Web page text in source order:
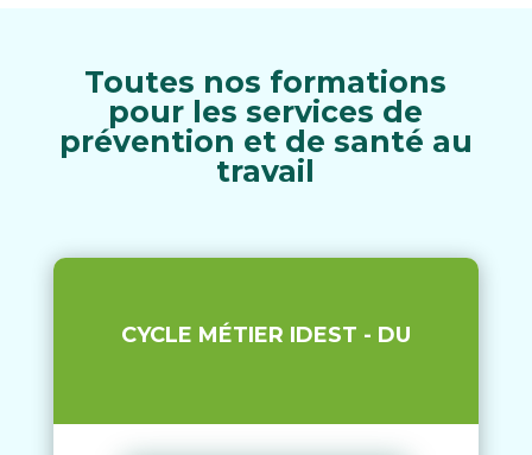
Toutes nos formations
pour les services de
prévention et de santé au
travail
CYCLE MÉTIER IDEST - DU